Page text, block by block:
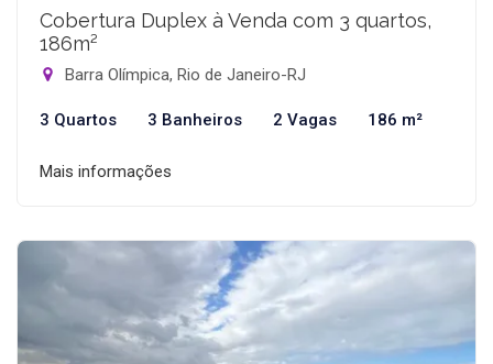
Cobertura Duplex à Venda com 3 quartos,
186m²
Barra Olímpica, Rio de Janeiro-RJ
3 Quartos 3 Banheiros 2 Vagas 186 m²
Mais informações